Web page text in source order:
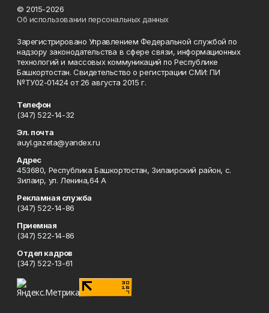
© 2015-2026
Об использовании персональных данных
Зарегистрировано Управлением Федеральной службой по
надзору законодательства в сфере связи, информационных
технологий и массовых коммуникаций по Республике
Башкортостан. Свидетельство о регистрации СМИ: ПИ
№ТУ02-01424 от 26 августа 2015 г.
Телефон
(347) 522-14-32
Эл. почта
auyl.gazeta@yandex.ru
Адрес
453680, Республика Башкортостан, Зилаирский район, с.
Зилаир, ул. Ленина,64 А
Рекламная служба
(347) 522-14-86
Приемная
(347) 522-14-86
Отдел кадров
(347) 522-13-61